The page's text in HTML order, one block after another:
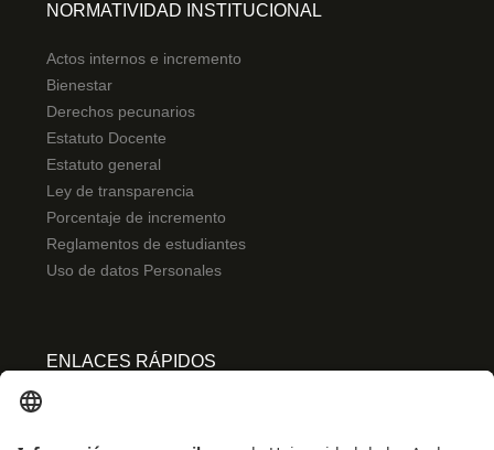
NORMATIVIDAD INSTITUCIONAL
Actos internos e incremento
Bienestar
Derechos pecunarios
Estatuto Docente
Estatuto general
Ley de transparencia
Porcentaje de incremento
Reglamentos de estudiantes
Uso de datos Personales
ENLACES RÁPIDOS